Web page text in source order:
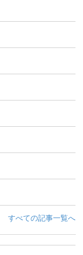
すべての記事一覧へ